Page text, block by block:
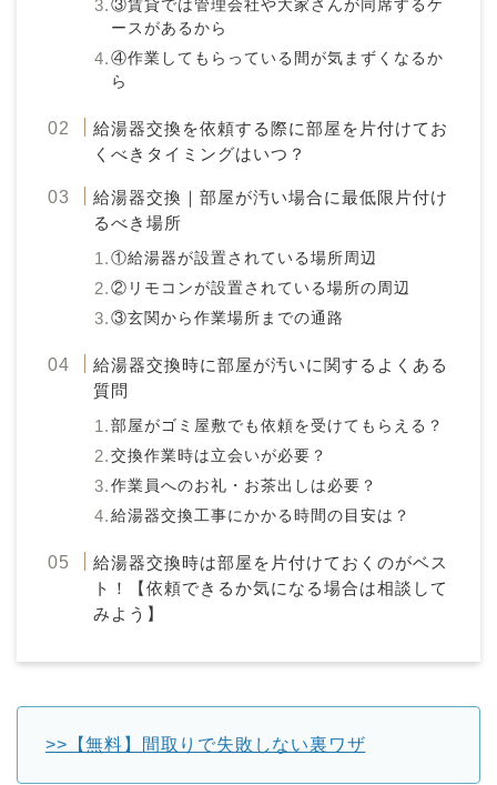
③賃貸では管理会社や大家さんが同席するケ
ースがあるから
④作業してもらっている間が気まずくなるか
ら
給湯器交換を依頼する際に部屋を片付けてお
くべきタイミングはいつ？
給湯器交換｜部屋が汚い場合に最低限片付け
るべき場所
①給湯器が設置されている場所周辺
②リモコンが設置されている場所の周辺
③玄関から作業場所までの通路
給湯器交換時に部屋が汚いに関するよくある
質問
部屋がゴミ屋敷でも依頼を受けてもらえる？
交換作業時は立会いが必要？
作業員へのお礼・お茶出しは必要？
給湯器交換工事にかかる時間の目安は？
給湯器交換時は部屋を片付けておくのがベス
ト！【依頼できるか気になる場合は相談して
みよう】
>>【無料】間取りで失敗しない裏ワザ